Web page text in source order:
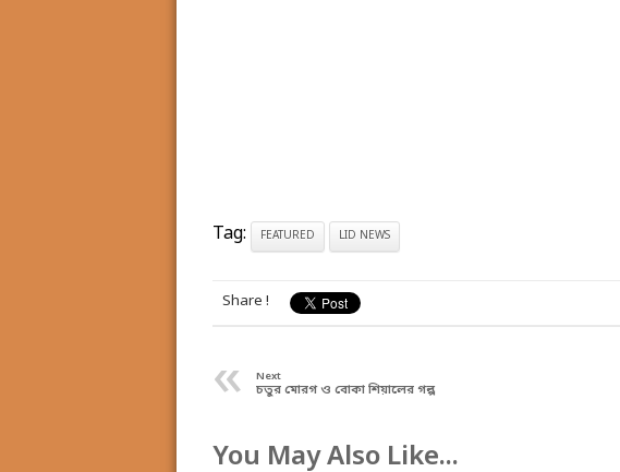
Tag: FEATURED LID NEWS
Share !
« Next
চতুর মোরগ ও বোকা শিয়ালের গল্প
You May Also Like...